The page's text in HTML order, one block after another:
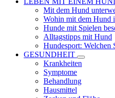
Mit dem Hund
Wohin mit dem Hund
Hunde mit Spielen
Alltagstipps mit Hund
Hundesport: Welchen
GESUNDHEIT
Krankheiten
Symptome
Behandlung
Hausmittel